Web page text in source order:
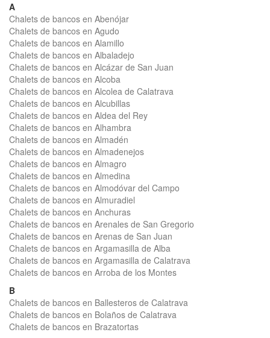
A
Chalets de bancos en Abenójar
Chalets de bancos en Agudo
Chalets de bancos en Alamillo
Chalets de bancos en Albaladejo
Chalets de bancos en Alcázar de San Juan
Chalets de bancos en Alcoba
Chalets de bancos en Alcolea de Calatrava
Chalets de bancos en Alcubillas
Chalets de bancos en Aldea del Rey
Chalets de bancos en Alhambra
Chalets de bancos en Almadén
Chalets de bancos en Almadenejos
Chalets de bancos en Almagro
Chalets de bancos en Almedina
Chalets de bancos en Almodóvar del Campo
Chalets de bancos en Almuradiel
Chalets de bancos en Anchuras
Chalets de bancos en Arenales de San Gregorio
Chalets de bancos en Arenas de San Juan
Chalets de bancos en Argamasilla de Alba
Chalets de bancos en Argamasilla de Calatrava
Chalets de bancos en Arroba de los Montes
B
Chalets de bancos en Ballesteros de Calatrava
Chalets de bancos en Bolaños de Calatrava
Chalets de bancos en Brazatortas